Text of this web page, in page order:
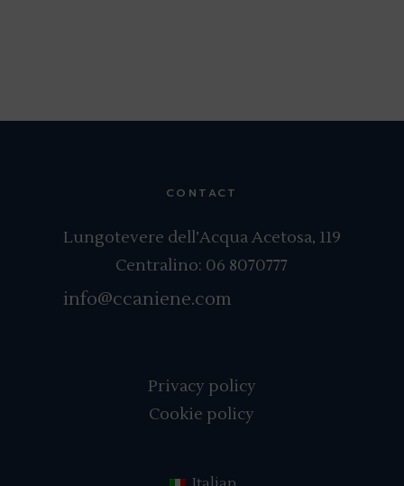
CONTACT
Lungotevere dell’Acqua Acetosa, 119
Centralino: 06 8070777
info@ccaniene.com
Privacy policy
Cookie policy